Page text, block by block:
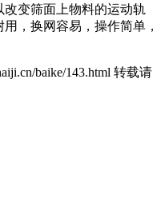
改变筛面上物料的运动轨
，换网容易，操作简单，
baike/143.html 转载请